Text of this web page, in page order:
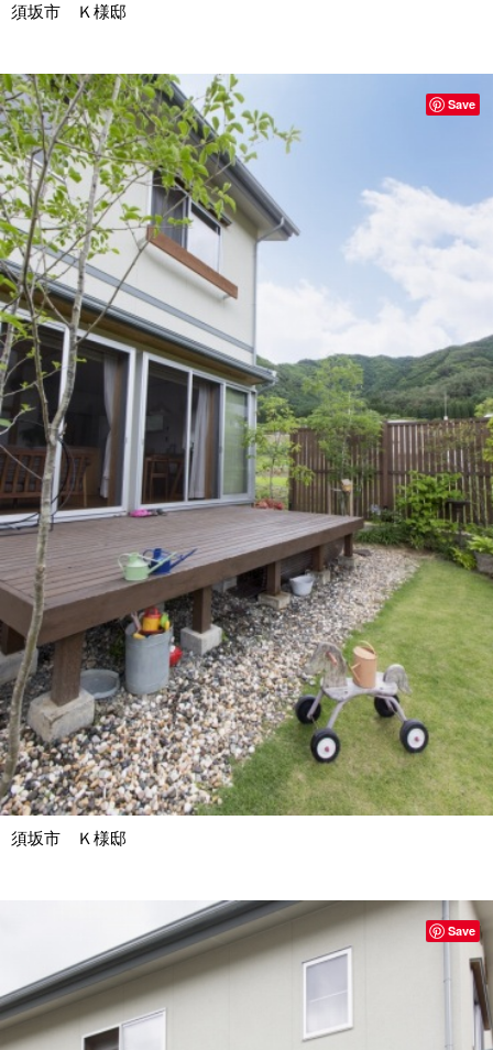
須坂市 Ｋ様邸
須坂市 Ｋ様邸
Save
Save